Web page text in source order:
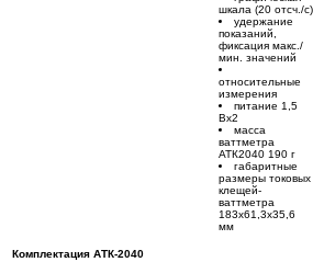
шкала (20 отсч./с)
удержание
показаний,
фиксация макс./
мин. значений
относительные
измерения
питание 1,5
Вx2
масса
ваттметра
АТК2040 190 г
габаритные
размеры токовых
клещей-
ваттметра
183x61,3x35,6
мм
Комплектация АТК-2040